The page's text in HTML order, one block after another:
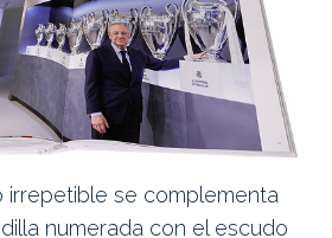
irrepetible se complementa
numerada con el escudo